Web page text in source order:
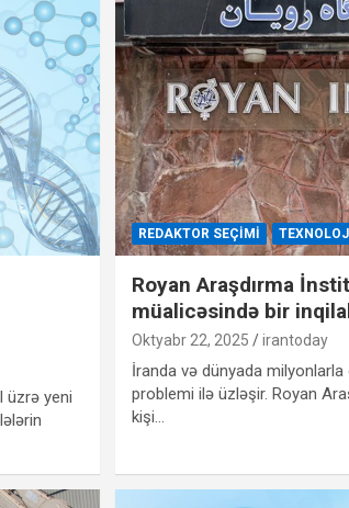
üzrə yeni
REDAKTOR SEÇIMI
Royan Araşdırma
müalicəsində bir
Oktyabr 22, 2025 irantoday
İranda və dünyada
problemi ilə üzləşir. Royan
kişi…